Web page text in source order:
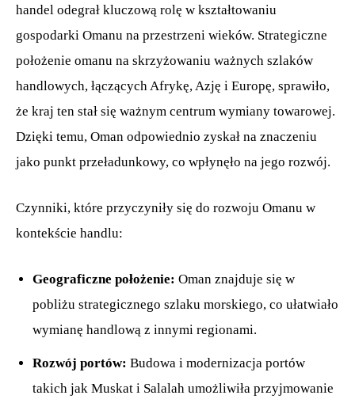
handel odegrał kluczową rolę w kształtowaniu
gospodarki Omanu na przestrzeni wieków. Strategiczne
położenie omanu na skrzyżowaniu ważnych szlaków
handlowych, łączących Afrykę, Azję i Europę, sprawiło,
że kraj ten stał się ważnym centrum wymiany towarowej.
Dzięki temu, Oman odpowiednio zyskał na znaczeniu
jako punkt przeładunkowy, co wpłynęło na jego rozwój.
Czynniki, które przyczyniły się do rozwoju Omanu w
kontekście handlu:
Geograficzne położenie: Oman znajduje się w
pobliżu strategicznego szlaku morskiego, co ułatwiało
wymianę handlową z innymi regionami.
Rozwój portów: Budowa i modernizacja portów
takich jak Muskat i Salalah umożliwiła przyjmowanie